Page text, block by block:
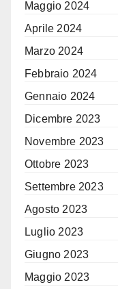
Maggio 2024
Aprile 2024
Marzo 2024
Febbraio 2024
Gennaio 2024
Dicembre 2023
Novembre 2023
Ottobre 2023
Settembre 2023
Agosto 2023
Luglio 2023
Giugno 2023
Maggio 2023